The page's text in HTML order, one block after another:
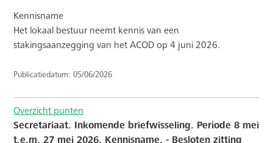
Kennisname
Het lokaal bestuur neemt kennis van een
stakingsaanzegging van het ACOD op 4 juni 2026.
Publicatiedatum: 05/06/2026
Overzicht punten
Secretariaat. Inkomende briefwisseling. Periode 8 mei
t.e.m. 27 mei 2026. Kennisname. - Besloten zitting